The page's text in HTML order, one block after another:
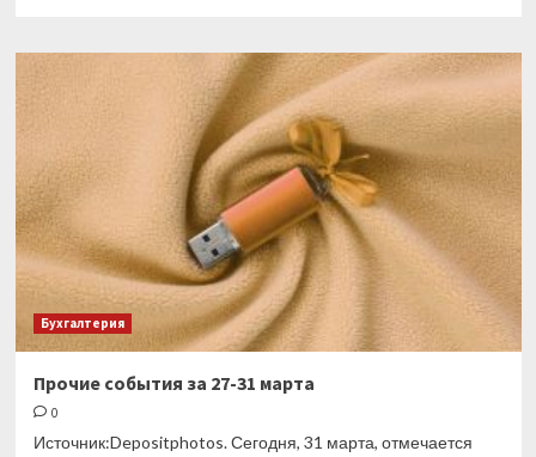
Скоро
сведения
среднесписочной
численности
Бухгалтерия
Прочие события за 27-31 марта
0
Источник:Depositphotos. Сегодня, 31 марта, отмечается